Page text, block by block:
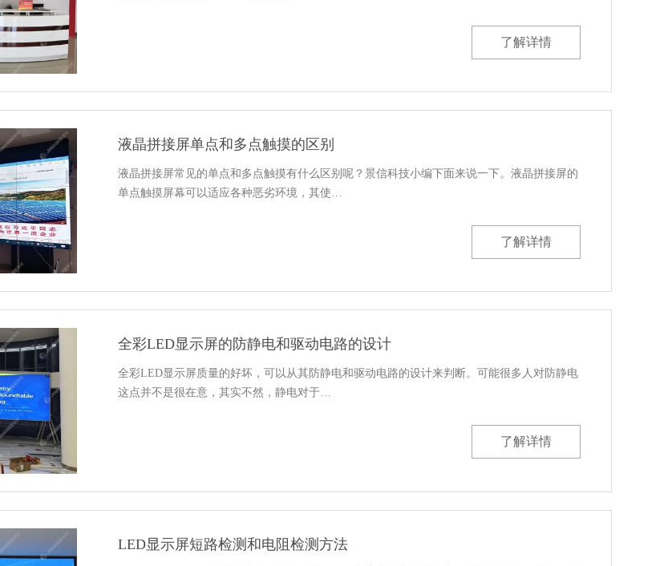
了解详情
液晶拼接屏单点和多点触摸的区别
液晶拼接屏常见的单点和多点触摸有什么区别呢？景信科技小编下面来说一下。液晶拼接屏的
单点触摸屏幕可以适应各种恶劣环境，其使…
了解详情
全彩LED显示屏的防静电和驱动电路的设计
全彩LED显示屏质量的好坏，可以从其防静电和驱动电路的设计来判断。可能很多人对防静电
这点并不是很在意，其实不然，静电对于…
了解详情
LED显示屏短路检测和电阻检测方法